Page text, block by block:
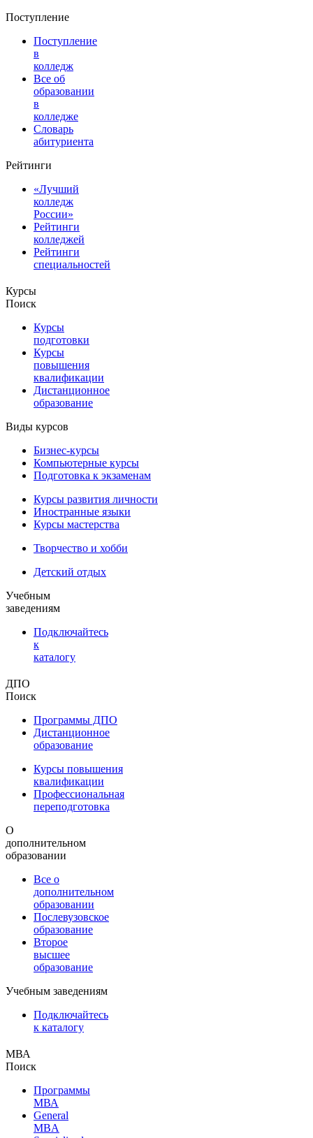
Поступление
Поступление
в
колледж
Все об
образовании
в
колледже
Словарь
абитуриента
Рейтинги
«Лучший
колледж
России»
Рейтинги
колледжей
Рейтинги
специальностей
Курсы
Поиск
Курсы
подготовки
Курсы
повышения
квалификации
Дистанционное
образование
Виды курсов
Бизнес-курсы
Компьютерные курсы
Подготовка к экзаменам
Курсы развития личности
Иностранные языки
Курсы мастерства
Творчество и хобби
Детский отдых
Учебным
заведениям
Подключайтесь
к
каталогу
ДПО
Поиск
Программы ДПО
Дистанционное
образование
Курсы повышения
квалификации
Профессиональная
переподготовка
О
дополнительном
образовании
Все о
дополнительном
образовании
Послевузовское
образование
Второе
высшее
образование
Учебным заведениям
Подключайтесь
к каталогу
МВА
Поиск
Программы
МВА
General
MBA